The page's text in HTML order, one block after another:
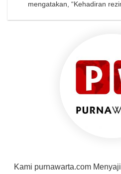
mengatakan, “Kehadiran
Kami purnawarta.com